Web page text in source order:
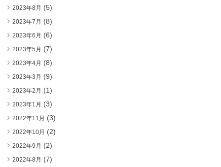
2023年8月 (5)
2023年7月 (8)
2023年6月 (6)
2023年5月 (7)
2023年4月 (8)
2023年3月 (9)
2023年2月 (1)
2023年1月 (3)
2022年11月 (3)
2022年10月 (2)
2022年9月 (2)
2022年8月 (7)